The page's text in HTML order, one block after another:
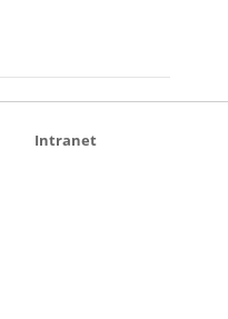
Intranet